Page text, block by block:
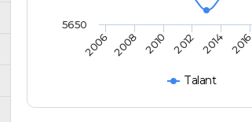
Talant
2006 2008 2010 2012 2014 2016
5650